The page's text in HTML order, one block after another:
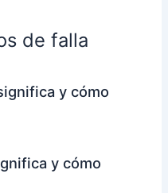
de falla
y cómo
y cómo